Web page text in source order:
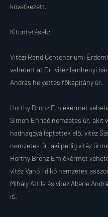
következett.
Kitüntetések:
Vitézi Rend Centenáriumi
vehetett át Dr. vitéz lemhényi
András helyettes főkapitány úr.
Horthy Bronz Emlékérmet
Simon Enricó nemzetes úr, akit
hadnaggyá léptettek elő, vitéz
nemzetes úr, aki pedig vitéz
Horthy Bronz Emlékérmet
vitéz Vanó Ildikó nemzetes
Mihály Attila és vitéz Aberle
is.